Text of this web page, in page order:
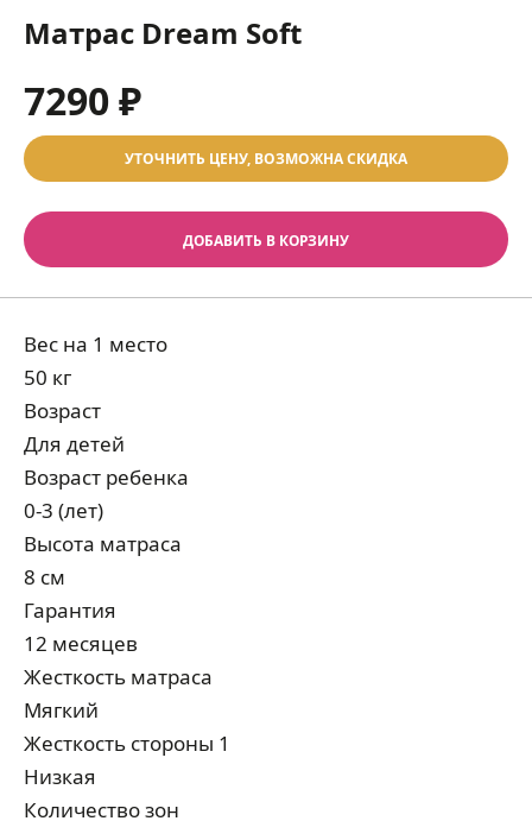
Матрас Dream Soft
7290 ₽
УТОЧНИТЬ ЦЕНУ, ВОЗМОЖНА СКИДКА
ДОБАВИТЬ В КОРЗИНУ
Вес на 1 место
50 кг
Возраст
Для детей
Возраст ребенка
0-3 (лет)
Высота матраса
8 см
Гарантия
12 месяцев
Жесткость матраса
Мягкий
Жесткость стороны 1
Низкая
Количество зон